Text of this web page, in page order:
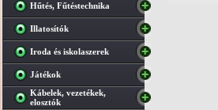
Hűtés, Fűtéstechnika
Illatosítók
Iroda és iskolaszerek
Játékok
Kábelek, vezetékek,
elosztók